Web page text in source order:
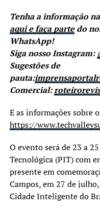
Tenha a informação
aqui e faça partedo
WhatsApp!
Siga nosso Instagram:
Sugestões de
pauta:
Comercial:
E as informações sobre
https://
O evento será de 23 a
Tecnológica (PIT) com
presente em
Campos, em 27 de
Cidade Inteligente do